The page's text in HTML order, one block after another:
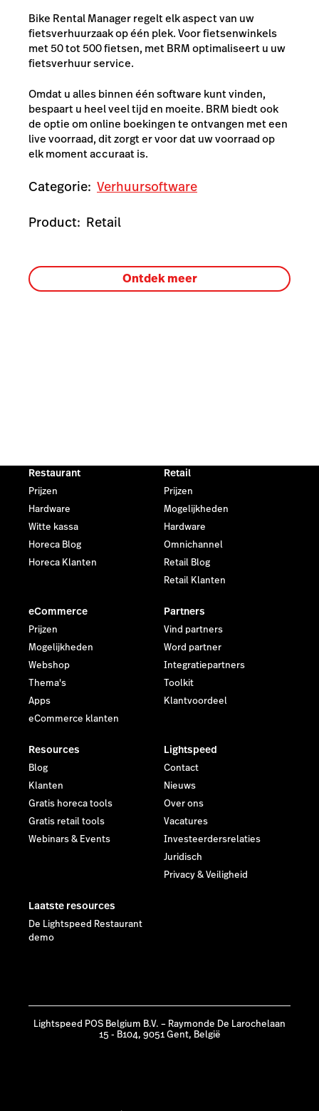
Bike Rental Manager regelt elk aspect van uw
fietsverhuurzaak op één plek. Voor fietsenwinkels
met 50 tot 500 fietsen, met BRM optimaliseert u uw
fietsverhuur service.
Omdat u alles binnen één software kunt vinden,
bespaart u heel veel tijd en moeite. BRM biedt ook
de optie om online boekingen te ontvangen met een
live voorraad, dit zorgt er voor dat uw voorraad op
elk moment accuraat is.
Categorie: Verhuursoftware
Product: Retail
Ontdek meer
Restaurant
Prijzen
Hardware
Witte kassa
Horeca Blog
Horeca Klanten
Retail
Prijzen
Mogelijkheden
Hardware
Omnichannel
Retail Blog
Retail Klanten
eCommerce
Prijzen
Mogelijkheden
Webshop
Thema's
Apps
eCommerce klanten
Partners
Vind partners
Word partner
Integratiepartners
Toolkit
Klantvoordeel
Resources
Blog
Klanten
Gratis horeca tools
Gratis retail tools
Webinars & Events
Lightspeed
Contact
Nieuws
Over ons
Vacatures
Investeerdersrelaties
Juridisch
Privacy & Veiligheid
Laatste resources
De Lightspeed Restaurant
demo
Lightspeed POS Belgium B.V. – Raymonde De Larochelaan
15 - B104, 9051 Gent, België